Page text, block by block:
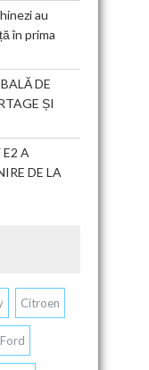
au
în prima
DE
ȘI
A
DE LA
Citroen
Ford